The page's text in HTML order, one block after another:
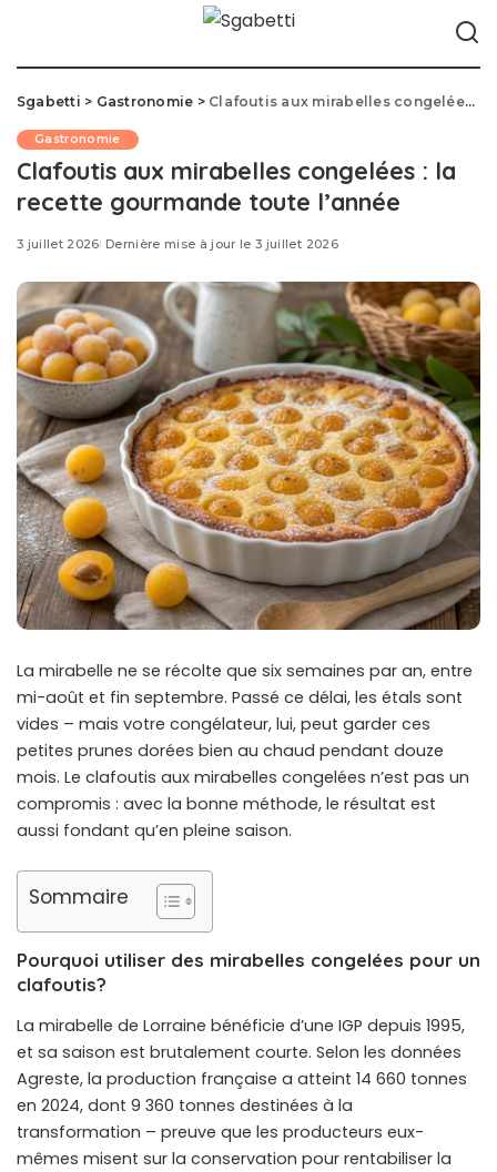
Sgabetti > Gastronomie > Clafoutis aux mirabelles congelées : la recette gourmande toute l’année
Gastronomie
Clafoutis aux mirabelles congelées : la
recette gourmande toute l’année
3 juillet 2026 Dernière mise à jour le 3 juillet 2026
La mirabelle ne se récolte que six semaines par an, entre
mi-août et fin septembre. Passé ce délai, les étals sont
vides – mais votre congélateur, lui, peut garder ces
petites prunes dorées bien au chaud pendant douze
mois. Le clafoutis aux mirabelles congelées n’est pas un
compromis : avec la bonne méthode, le résultat est
aussi fondant qu’en pleine saison.
Sommaire
Pourquoi utiliser des mirabelles congelées pour un
clafoutis?
La mirabelle de Lorraine bénéficie d’une IGP depuis 1995,
et sa saison est brutalement courte. Selon les données
Agreste, la production française a atteint 14 660 tonnes
en 2024, dont 9 360 tonnes destinées à la
transformation – preuve que les producteurs eux-
mêmes misent sur la conservation pour rentabiliser la